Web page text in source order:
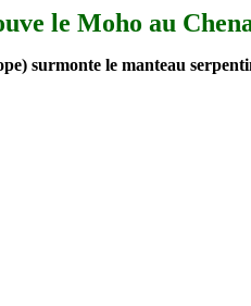
le Moho au
surmonte le manteau